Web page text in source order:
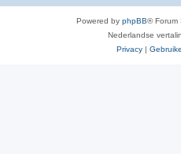
Powered by phpBB® Forum
Nederlandse
Privacy |